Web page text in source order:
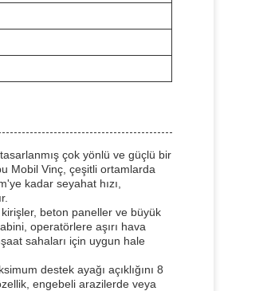
çok yönlü ve güçlü bir
Mobil Vinç, çeşitli ortamlarda
kadar seyahat hızı,
beton paneller ve büyük
operatörlere aşırı hava
sahaları için uygun hale
destek ayağı açıklığını 8
engebeli arazilerde veya